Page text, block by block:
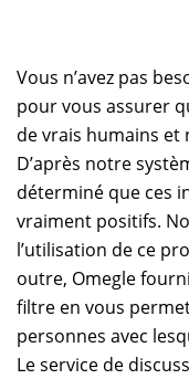
Vous n’avez pas
pour vous assurer
de vrais humains et
D’après notre
déterminé que ces
vraiment positifs.
l’utilisation de ce
outre, Omegle
filtre en vous
personnes avec
Le service de